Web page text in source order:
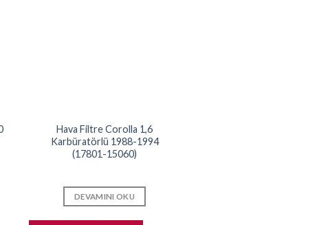
Hava Filtre Corolla 1,6
Karbüratörlü 1988-1994
(17801-15060)
DEVAMINI OKU